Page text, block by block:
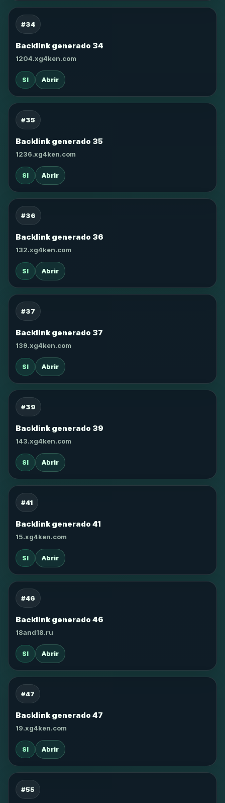
#34
Backlink generado 34
1204.xg4ken.com
SI Abrir
#35
Backlink generado 35
1236.xg4ken.com
SI Abrir
#36
Backlink generado 36
132.xg4ken.com
SI Abrir
#37
Backlink generado 37
139.xg4ken.com
SI Abrir
#39
Backlink generado 39
143.xg4ken.com
SI Abrir
#41
Backlink generado 41
15.xg4ken.com
SI Abrir
#46
Backlink generado 46
18and18.ru
SI Abrir
#47
Backlink generado 47
19.xg4ken.com
SI Abrir
#55